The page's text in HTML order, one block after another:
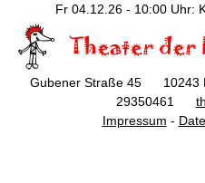
Fr 04.12.26 - 10:00 Uhr:
Gubener Straße 45 10243
29350461
Impressum -